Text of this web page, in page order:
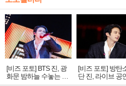
[비즈 포토] BTS 진, 광
화문 밤하늘 수놓는 '비
주얼 킹'의 열창
[비즈 포토] 방탄
단 진, 라이브 공
빛나는 독보적